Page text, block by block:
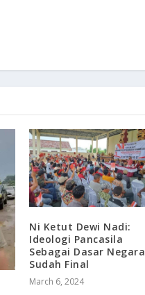
Ni Ketut Dewi Nadi:
Ideologi Pancasila
Sebagai Dasar Negara
Sudah Final
March 6, 2024